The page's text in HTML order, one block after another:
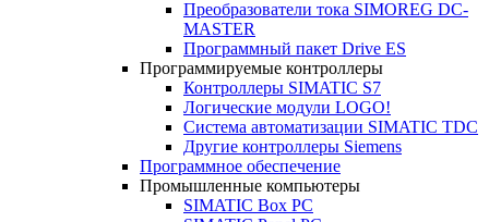
Преобразователи тока SIMOREG DC-
MASTER
Программный пакет Drive ES
Программируемые контроллеры
Контроллеры SIMATIC S7
Логические модули LOGO!
Система автоматизации SIMATIC TDC
Другие контроллеры Siemens
Программное обеспечение
Промышленные компьютеры
SIMATIC Box PC